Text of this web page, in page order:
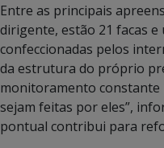
Entre as principais
dirigente, estão 21 facas
confeccionadas pelos
da estrutura do próprio
monitoramento constante
sejam feitas por eles”,
pontual contribui para